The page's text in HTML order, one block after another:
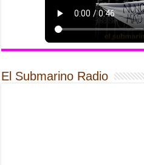
El Submarino Radio